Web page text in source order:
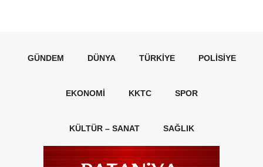
GÜNDEM DÜNYA TÜRKIYE POLISIYE
EKONOMI KKTC SPOR
KÜLTÜR – SANAT SAĞLIK